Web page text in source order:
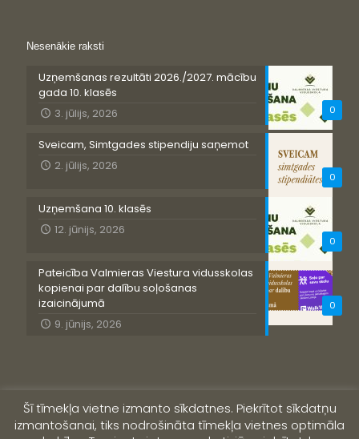
Nesenākie raksti
0
Uzņemšanas rezultāti 2026./2027. mācību
gada 10. klasēs
3. jūlijs, 2026
0
Sveicam, Simtgades stipendiju saņemot
2. jūlijs, 2026
0
Uzņemšana 10. klasēs
12. jūnijs, 2026
0
Pateicība Valmieras Viestura vidusskolas
kopienai par dalību soļošanas
izaicinājumā
9. jūnijs, 2026
Šī tīmekļa vietne izmanto sīkdatnes. Piekrītot sīkdatņu
izmantošanai, tiks nodrošināta tīmekļa vietnes optimāla